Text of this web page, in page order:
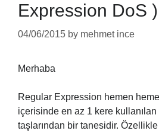
Expression DoS
04/06/2015 by mehmet ince
Merhaba
Regular Expression hemen
içerisinde en az 1 kere kullanılan
taşlarından bir tanesidir. Özellikle